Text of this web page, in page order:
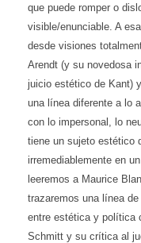
que puede romper o
visible/enunciable. A
desde visiones
Arendt (y su novedosa
juicio estético de Kant)
una línea diferente a lo
con lo impersonal, lo
tiene un sujeto estético
irremediablemente en
leeremos a Maurice
trazaremos una línea
entre estética y política
Schmitt y su crítica al